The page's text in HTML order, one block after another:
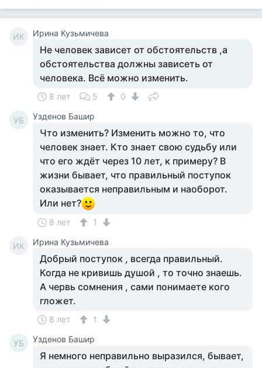
ИК Ирина Кузьмичева
Не человек зависет от обстоятельств ,а
обстоятельства должны зависеть от
человека. Всё можно изменить.
8 лет 5 0
УБ Узденов Башир
Что изменить? Изменить можно то, что
человек знает. Кто знает свою судьбу или
что его ждёт через 10 лет, к примеру? В
жизни бывает, что правильный поступок
оказывается неправильным и наоборот.
Или нет?
8 лет 1
ИК Ирина Кузьмичева
Добрый поступок , всегда правильный.
Когда не кривишь душой , то точно знаешь.
А червь сомнения , сами понимаете кого
гложет.
8 лет 1
УБ Узденов Башир
Я немного неправильно выразился, бывает,